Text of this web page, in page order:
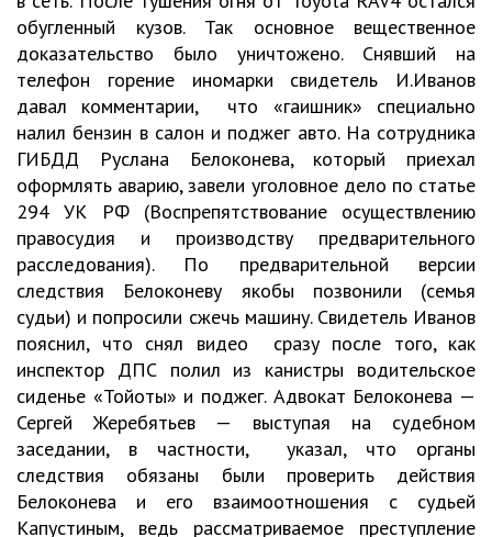
обугленный кузов. Так основное вещественное
доказательство было уничтожено. Снявший на
телефон горение иномарки свидетель И.Иванов
давал комментарии, что «гаишник» специально
налил бензин в салон и поджег авто. На сотрудника
ГИБДД Руслана Белоконева, который приехал
оформлять аварию, завели уголовное дело по статье
294 УК РФ (Воспрепятствование осуществлению
правосудия и производству предварительного
расследования). По предварительной версии
следствия Белоконеву якобы позвонили (семья
судьи) и попросили сжечь машину. Свидетель Иванов
пояснил, что снял видео сразу после того, как
инспектор ДПС полил из канистры водительское
сиденье «Тойоты» и поджег. Адвокат Белоконева —
Сергей Жеребятьев — выступая на судебном
заседании, в частности, указал, что органы
следствия обязаны были проверить действия
Белоконева и его взаимоотношения с судьей
Капустиным, ведь рассматриваемое преступление